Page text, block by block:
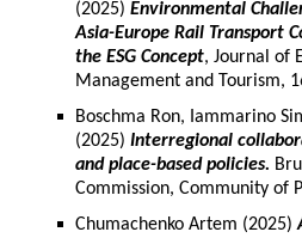
(2025) Environmental
Asia-Europe Rail Transport
the ESG Concept, Journal of
Management and Tourism,
Boschma Ron, Iammarino
(2025) Interregional
and place-based policies.
Commission, Community of
Chumachenko Artem (2025)